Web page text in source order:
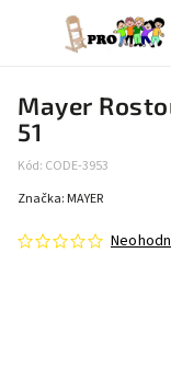
Mayer
51
Kód: CODE-3953
Značka: MAYER